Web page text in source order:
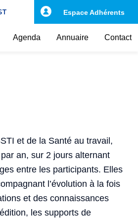
Agenda Annuaire Contact
Espace Adhérents
et de la Santé au travail,
an, sur 2 jours alternant
entre les participants. Elles
l’évolution à la fois
et des connaissances
les supports de